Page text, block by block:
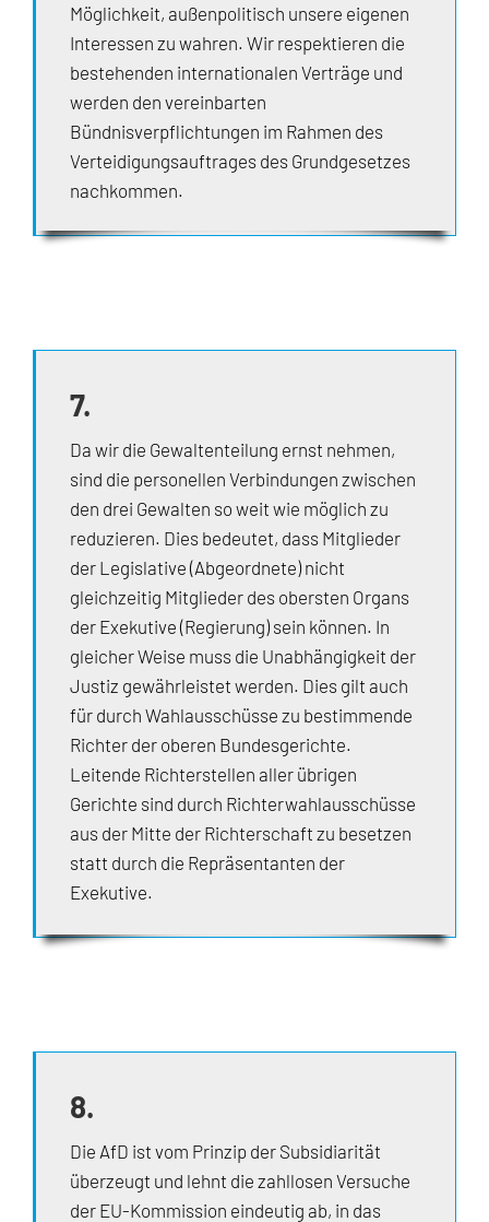
Möglichkeit, außenpolitisch unsere eigenen
Interessen zu wahren. Wir respektieren die
bestehenden internationalen Verträge und
werden den vereinbarten
Bündnisverpflichtungen im Rahmen des
Verteidigungsauftrages des Grundgesetzes
nachkommen.
7.
Da wir die Gewaltenteilung ernst nehmen,
sind die personellen Verbindungen zwischen
den drei Gewalten so weit wie möglich zu
reduzieren. Dies bedeutet, dass Mitglieder
der Legislative (Abgeordnete) nicht
gleichzeitig Mitglieder des obersten Organs
der Exekutive (Regierung) sein können. In
gleicher Weise muss die Unabhängigkeit der
Justiz gewährleistet werden. Dies gilt auch
für durch Wahlausschüsse zu bestimmende
Richter der oberen Bundesgerichte.
Leitende Richterstellen aller übrigen
Gerichte sind durch Richterwahlausschüsse
aus der Mitte der Richterschaft zu besetzen
statt durch die Repräsentanten der
Exekutive.
8.
Die AfD ist vom Prinzip der Subsidiarität
überzeugt und lehnt die zahllosen Versuche
der EU-Kommission eindeutig ab, in das